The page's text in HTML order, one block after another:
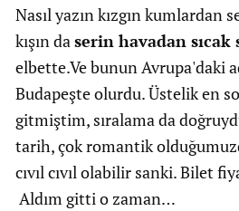
Nasıl yazın kızgın kumlardan
kışın daserin havadan sıcak
elbette.Ve bunun Avrupa'daki
Budapeşte olurdu. Üstelik en
gitmiştim, sıralama da
tarih, çok romantik
cıvıl cıvıl olabilir sanki. Bilet
Aldım gitti o zaman…